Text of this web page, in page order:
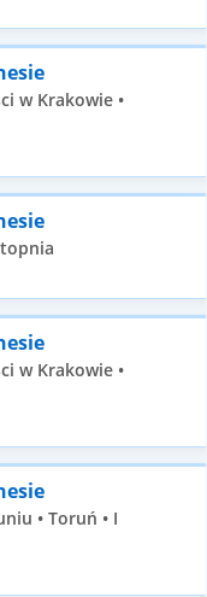
w Krakowie •
w Krakowie •
• Toruń • I